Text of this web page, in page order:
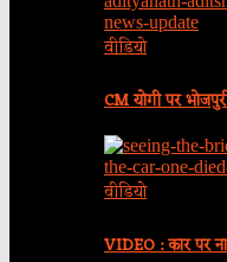
वीडियो
CM योगी पर
वीडियो
VIDEO : कार पर